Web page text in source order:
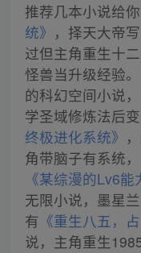
推荐几本小说给你
统》 ，择天大帝
过但主角重生十
怪兽当升级经验。
的科幻空间小说
学圣域修炼法后
终极进化系统》
角带脑子有系统
《某综漫的Lv6能
无限小说，墨星
有 《重生八五，
说，主角重生